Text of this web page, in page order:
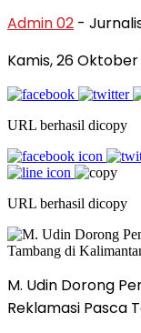
Admin 02 -
Kamis, 26 Oktober
URL berhasil dicopy
URL berhasil dicopy
M. Udin Dorong
Reklamasi Pasca